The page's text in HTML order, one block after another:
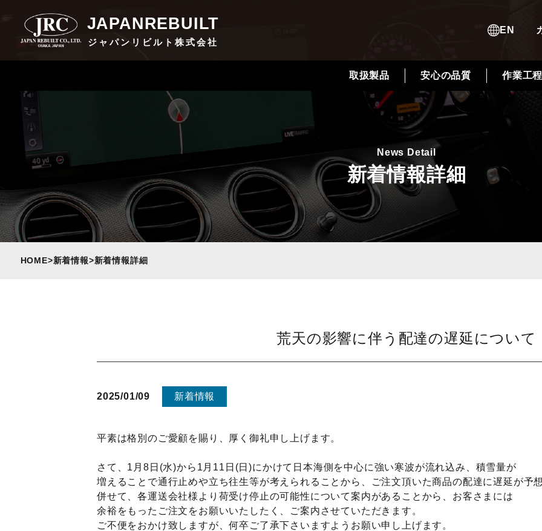
JAPANREBUILT
ジャパンリビルト株式会社
EN
取扱製品 安心の品質 作業工
News Detail
新着情報詳細
HOME>新着情報>新着情報詳細
荒天の影響に伴う配達の遅延について
2025/01/09 新着情報
平素は格別のご愛顧を賜り、厚く御礼申し上げます。
さて、1月8日(水)から1月11日(日)にかけて日本海側を中心に強い寒波が流れ込み、積雪量が
増えることで通行止めや立ち往生等が考えられることから、ご注文頂いた商品の配達に遅延が予
併せて、各運送会社様より荷受け停止の可能性について案内があることから、お客さまには
余裕をもったご注文をお願いいたしたく、ご案内させていただきます。
ご不便をおかけ致しますが、何卒ご了承下さいますようお願い申し上げます。